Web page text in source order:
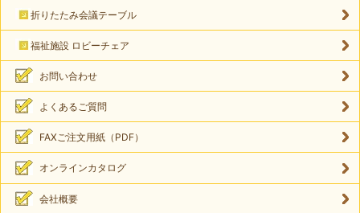
折りたたみ会議テーブル
福祉施設 ロビーチェア
お問い合わせ
よくあるご質問
FAXご注文用紙（PDF）
オンラインカタログ
会社概要